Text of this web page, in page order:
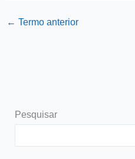
← Termo anterior
Pesquisar